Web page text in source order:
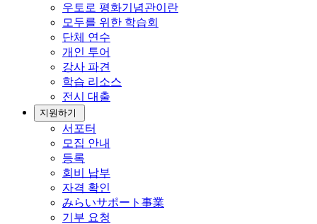
우토로 평화기념관이란
모두를 위한 학습회
단체 연수
개인 투어
강사 파견
학습 리소스
전시 대출
지원하기
서포터
모집 안내
등록
회비 납부
자격 확인
みらいサポート事業
기부 요청